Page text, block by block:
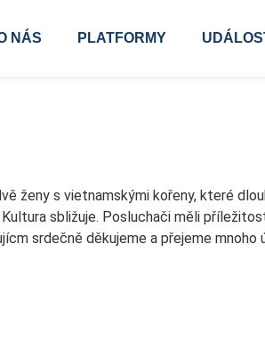
NÁS PLATFORMY
ženy s vietnamskými kořeny, které
sbližuje. Posluchači měli
srdečně děkujeme a přejeme mnoho